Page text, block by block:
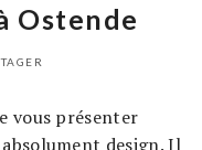
Ostende
vous présenter
design. Il